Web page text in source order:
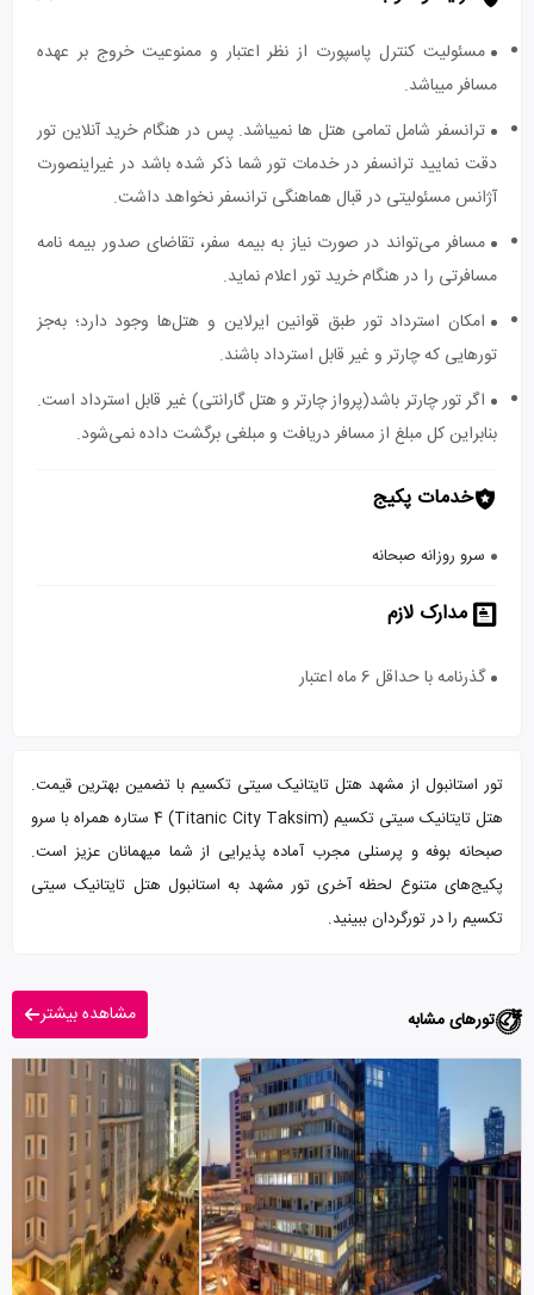
مسئولیت کنترل پاسپورت از نظر اعتبار و ممنوعیت خروج بر عهده
مسافر میباشد.
ترانسفر شامل تمامی هتل ها نمیباشد. پس در هنگام خرید آنلاین تور
دقت نمایید ترانسفر در خدمات تور شما ذکر شده باشد در غیراینصورت
آژانس مسئولیتی در قبال هماهنگی ترانسفر نخواهد داشت.
مسافر می‌تواند در صورت نیاز به بیمه سفر، تقاضای صدور بیمه نامه
مسافرتی را در هنگام خرید تور اعلام نماید.
امکان استرداد تور طبق قوانین ایرلاین و هتل‌ها وجود دارد؛ به‌جز
تورهایی که چارتر و غیر قابل استرداد باشند.
اگر تور چارتر باشد(پرواز چارتر و هتل گارانتی) غیر قابل استرداد است.
بنابراین کل مبلغ از مسافر دریافت و مبلغی برگشت داده نمی‌شود.
خدمات پکیج
سرو روزانه صبحانه
مدارک لازم
گذرنامه با حداقل 6 ماه اعتبار
تور استانبول از مشهد هتل تایتانیک سیتی تکسیم با تضمین بهترین قیمت.
هتل تایتانیک سیتی تکسیم (Titanic City Taksim) 4 ستاره همراه با سرو
صبحانه بوفه و پرسنلی مجرب آماده پذیرایی از شما میهمانان عزیز است.
پکیج‌های متنوع لحظه آخری تور مشهد به استانبول هتل تایتانیک سیتی
تکسیم را در تورگردان ببینید.
تورهای مشابه مشاهده بیشتر